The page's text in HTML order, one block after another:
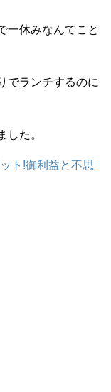
一休みなんてこと
でランチするのに
た。
ト!御利益と不思